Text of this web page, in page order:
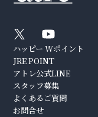
ハッピー Wポイント
JRE POINT
アトレ公式LINE
スタッフ募集
よくあるご質問
お問合せ